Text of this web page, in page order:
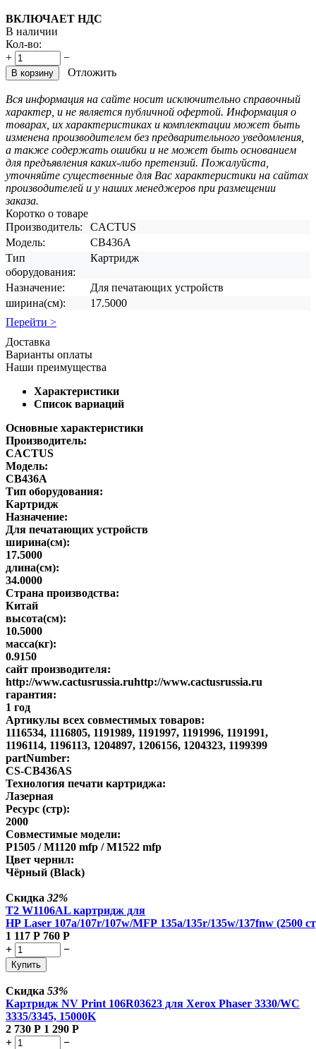
ВКЛЮЧАЕТ НДС
В наличии
Кол-во:
+
−
В корзину Отложить
Вся информация на сайте носит исключительно справочный
характер, и не является публичной офертой. Информация о
товарах, их характеристиках и комплектации может быть
изменена производителем без предварительного уведомления,
а также содержать ошибки и не может быть основанием
для предъявления каких-либо претензий. Пожалуйста,
уточняйте существенные для Вас характеристики на сайтах
производителей и у наших менеджеров при размещении
заказа.
Коротко о товаре
Производитель:
CACTUS
Модель:
CB436A
Тип
оборудования:
Картридж
Назначение:
Для печатающих устройств
ширина(см):
17.5000
Перейти >
Доставка
Варианты оплаты
Наши преимущества
Характеристики
Список вариаций
Основные характеристики
Производитель:
CACTUS
Модель:
CB436A
Тип оборудования:
Картридж
Назначение:
Для печатающих устройств
ширина(см):
17.5000
длина(см):
34.0000
Страна производства:
Китай
высота(см):
10.5000
масса(кг):
0.9150
сайт производителя:
http://www.cactusrussia.ruhttp://www.cactusrussia.ru
гарантия:
1 год
Артикулы всех совместимых товаров:
1116534, 1116805, 1191989, 1191997, 1191996, 1191991,
1196114, 1196113, 1204897, 1206156, 1204323, 1199399
partNumber:
CS-CB436AS
Технология печати картриджа:
Лазерная
Ресурс (стр):
2000
Совместимые модели:
P1505 / M1120 mfp / M1522 mfp
Цвет чернил:
Чёрный (Black)
Скидка 32%
T2 W1106AL картридж для
HP Laser 107a/107r/107w/MFP 135a/135r/135w/137fnw (2500
1 117 Р 760 Р
+
−
Купить
Скидка 53%
Картридж NV Print 106R03623 для Xerox Phaser 3330/WC
3335/3345, 15000K
2 730 Р 1 290 Р
+
−